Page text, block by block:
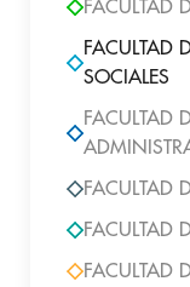
FACULTAD
FACULTAD
SOCIALES
FACULTAD
FACULTAD
FACULTAD
FACULTAD